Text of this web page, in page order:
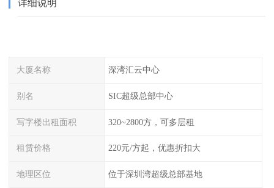
详细说明
大厦名称 深湾汇云中心
别名 SIC超级总部中心
写字楼出租面积 320~2800方，可多层租
租赁价格 220元/方起，优惠折扣大
地理区位 位于深圳湾超级总部基地